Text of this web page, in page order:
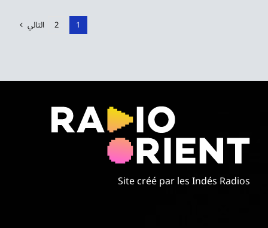
1
2 التالي
Site créé par les Indés Radios